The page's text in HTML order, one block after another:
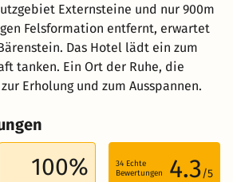
Externsteine und nur 900m
Felsformation entfernt, erwartet
Das Hotel lädt ein zum
tanken. Ein Ort der Ruhe, die
Erholung und zum Ausspannen.
100% 34 Echte
Bewertungen
4.3/5